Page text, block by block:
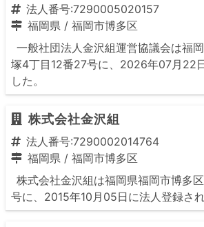
法人番号:7290005020157
福岡県 / 福岡市博多区
一般社団法人金沢組運営協議会は福
塚4丁目12番27号に、2026年07月22
した。
株式会社金沢組
法人番号:7290002014764
福岡県 / 福岡市博多区
株式会社金沢組は福岡県福岡市博多
号に、2015年10月05日に法人登録され